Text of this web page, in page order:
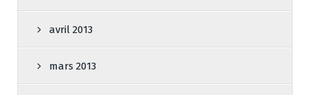
avril 2013
mars 2013